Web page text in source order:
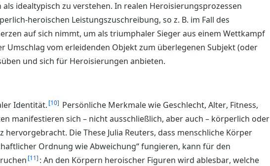
idealtypisch zu verstehen. In realen Heroisierungsprozessen
heroischen Leistungszuschreibung, so z. B. im Fall des
auf sich nimmt, um als triumphaler Sieger aus einem Wettkampf
Umschlag vom erleidenden Objekt zum überlegenen Subjekt (oder
und sich für Heroisierungen anbieten.
Identität. 10
Persönliche Merkmale wie Geschlecht, Alter, Fitness,
manifestieren sich – nicht ausschließlich, aber auch – körperlich oder
Die These Julia Reuters, dass menschliche Körper
Ordnung wie Abweichung“ fungieren, kann für den
11 : An den Körpern heroischer Figuren wird ablesbar, welche